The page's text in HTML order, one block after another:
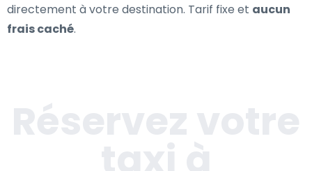
directement à votre destination. Tarif fixe et aucun
frais caché.